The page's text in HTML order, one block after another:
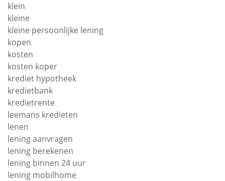
klein
kleine
kleine persoonlijke lening
kopen
kosten
kosten koper
krediet hypotheek
kredietbank
kredietrente
leemans kredieten
lenen
lening aanvragen
lening berekenen
lening binnen 24 uur
lening mobilhome